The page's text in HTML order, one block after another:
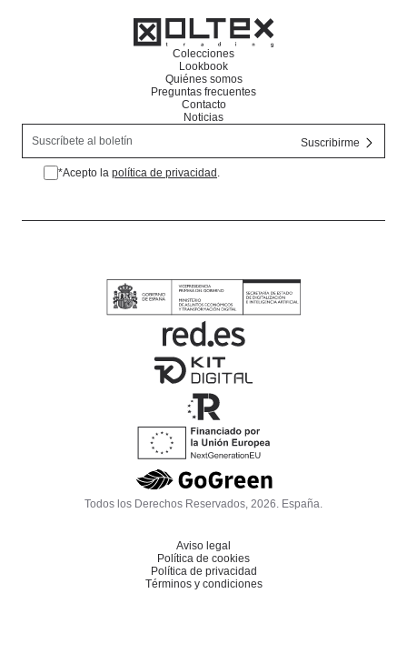
Colecciones
Lookbook
Quiénes somos
Preguntas frecuentes
Contacto
Noticias
*Acepto la política de privacidad.
*Acepto la política de privacidad
Todos los Derechos Reservados, 2026. España.
Aviso legal
Política de cookies
Política de privacidad
Términos y condiciones